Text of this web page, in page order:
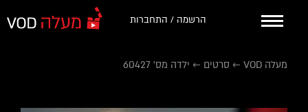
הרשמה / התחברות
מעלה VOD ← סרטים ← ילדה מס' 60427